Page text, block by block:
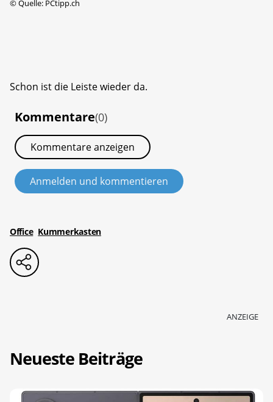
©Quelle: PCtipp.ch
Schon ist die Leiste wieder da.
Kommentare(0)
Kommentare anzeigen
Anmelden und kommentieren
Office Kummerkasten
ANZEIGE
Neueste Beiträge